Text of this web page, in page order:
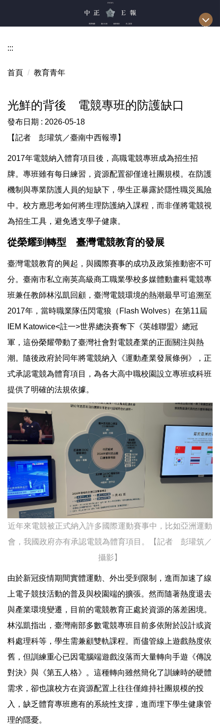
區
:::
首頁 教育青年
光鮮的背後 電競專班的防護缺口
發布日期 : 2026-05-18
【記者 彭瓘筑／臺南中西報導】
2017年電競納入體育項目後，高職電競專班成為招生招
牌。專班雖有每日練習，資源配置卻僅達社團規模。在防護
機制與專業防護人員的短缺下，學生正暴露於隱性職災風險
中。校方應思考如何將生理防護納入課程，而非僅將電競視
為招生工具，避免透支學子健康。
從榮耀到轉型 臺灣電競教育的發展
臺灣電競教育的興起，與國際賽事的成功及政策推動密不可
分。臺南市私立南英高級商工職業學校多媒體動畫科電競專
班兼任教師林泓凱回顧，臺灣電競環境的熱潮最早可追溯至
2017年，當時職業隊伍閃電狼（Flash Wolves）在第11屆
IEM Katowice<註一>世界總決賽奪下《英雄聯盟》總冠
軍，這份榮耀帶動了臺灣社會對電競產業的正面關注與熱
潮。隨後政府於同年將電競納入《運動產業發展條例》，正
式承認電競為體育項目，為各大高中職校園設立專班或科班
提供了明確的法規依據。
近年來電競被正式納入許多國際運動賽事中，比如亞洲運動
會，我國政府亦有承認電競為體育項目。【記者 彭瓘筑／
攝影】
由於新冠疫情期間實體運動、外出受到限制，進而加速了線
上電子競技活動的普及與校園端的擴張。然而隨著熱度退去
與產業環境變遷，目前的電競教育正處於資源的落差困境。
林泓凱指出，臺灣南部多數電競專班目前多依附於設計或資
料處理科等，學生需兼顧雙軌課程。而儘管線上遊戲熱度依
舊，但訓練重心已因電腦端遊戲沒落而大量轉向手遊《傳說
對決》與《第五人格》。這種轉向雖然簡化了訓練時的硬體
需求，卻也讓校方在資源配置上往往僅維持社團規模的投
入，缺乏體育專班應有的系統性支撐，進而埋下學生健康管
理的隱憂。